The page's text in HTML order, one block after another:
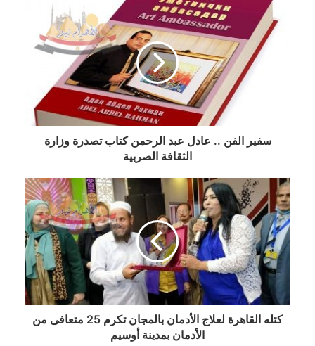
سفير الفن .. عادل عبد الرحمن كتاب تصدرة وزارة
الثقافة الصربية
كتله القاهرة لعلاج الأدمان بالمجان تكرم 25 متعافى من
الأدمان بمدينة أوسيم